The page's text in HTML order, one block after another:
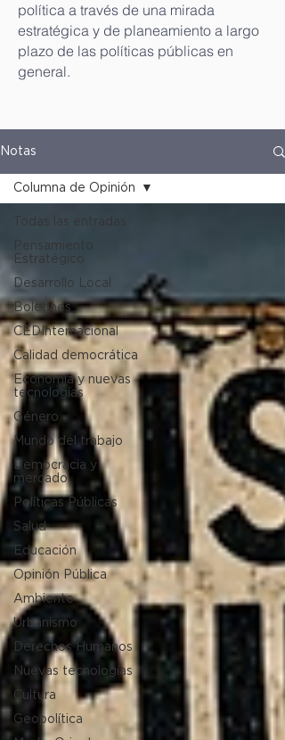
política a través de una mirada
estratégica y de planeamiento a largo
plazo de las políticas públicas en
general.
Notas
Todas las entradas
Pensamiento
Estratégico
Desarrollo Local
Boletines
CEDInternacional
Calidad democrática
Economía y nuevas
tecnologías
Género
Mundo del trabajo
Democracia y
mercado
Políticas Públicas
Salud
Educación
Opinión Pública
Ambiente
Urbanismo
Derechos Humanos
Nuevas tecnologías
Cultura
Geopolítica
Columna de Opinión